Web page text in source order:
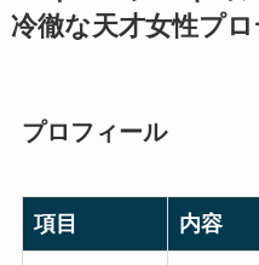
冷徹な天才女性プ
プロフィール
項目 内容